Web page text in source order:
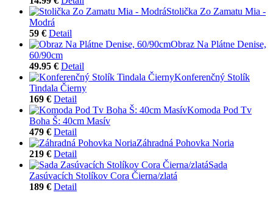
Stolička Zo Zamatu Mia -
Modrá
59 € Detail
Obraz Na Plátne Denise,
60/90cm
49.95 € Detail
Konferenčný Stolík
Tindala Čierny
169 € Detail
Komoda Pod Tv
Boha Š: 40cm Masív
479 € Detail
Záhradná Pohovka Noria
219 € Detail
Sada
Zasúvacích Stolíkov Cora Čierna/zlatá
189 € Detail